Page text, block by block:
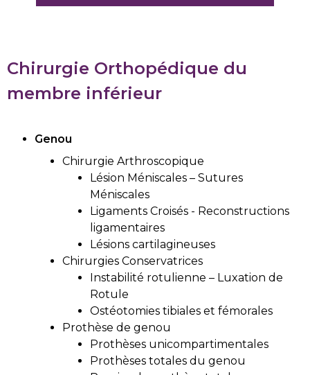
Chirurgie Orthopédique du
membre inférieur
Genou
Chirurgie Arthroscopique
Lésion Méniscales – Sutures
Méniscales
Ligaments Croisés - Reconstructions
ligamentaires
Lésions cartilagineuses
Chirurgies Conservatrices
Instabilité rotulienne – Luxation de
Rotule
Ostéotomies tibiales et fémorales
Prothèse de genou
Prothèses unicompartimentales
Prothèses totales du genou